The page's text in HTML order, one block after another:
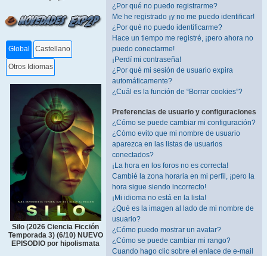
Global Castellano
Otros Idiomas
Silo (2026 Ciencia Ficción
Temporada 3) (6/10) NUEVO
EPISODIO por hipolismata
¿Por qué no puedo registrarme?
Me he registrado ¡y no me puedo identificar!
¿Por qué no puedo identificarme?
Hace un tiempo me registré, ¡pero ahora no
puedo conectarme!
¡Perdí mi contraseña!
¿Por qué mi sesión de usuario expira
automáticamente?
¿Cuál es la función de “Borrar cookies”?
Preferencias de usuario y configuraciones
¿Cómo se puede cambiar mi configuración?
¿Cómo evito que mi nombre de usuario
aparezca en las listas de usuarios
conectados?
¡La hora en los foros no es correcta!
Cambié la zona horaria en mi perfil, ¡pero la
hora sigue siendo incorrecto!
¡Mi idioma no está en la lista!
¿Qué es la imagen al lado de mi nombre de
usuario?
¿Cómo puedo mostrar un avatar?
¿Cómo se puede cambiar mi rango?
Cuando hago clic sobre el enlace de e-mail